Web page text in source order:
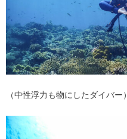
（中性浮力も物にしたダイバー）